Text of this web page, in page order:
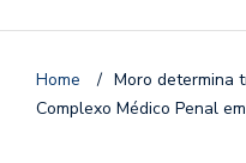
Home / Moro determina
Complexo Médico Penal